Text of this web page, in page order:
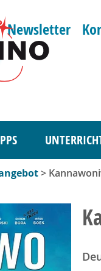
Newsletter
>